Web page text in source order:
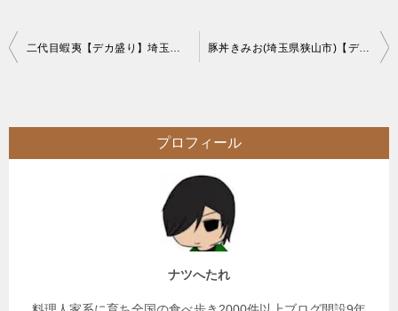
投
ビ
ゲ
二代目蝦夷【デカ盛り】埼玉のデカ盛り聖地にて再挑戦の前哨戦【大食い】 豚丼きみお(埼玉県狭山市)【デカ盛り】大繁盛店の絶品豚丼キング盛り
プロフィール
ナツへたれ